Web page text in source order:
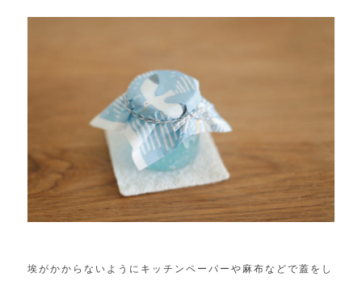
埃がかからないようにキッチンペーパーや麻布などで蓋をし